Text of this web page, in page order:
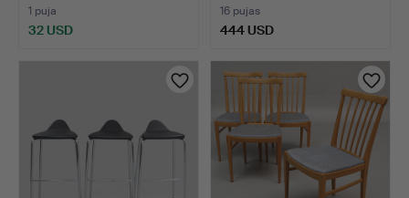
1 puja
32 USD
16 pujas
444 USD
seleccionado